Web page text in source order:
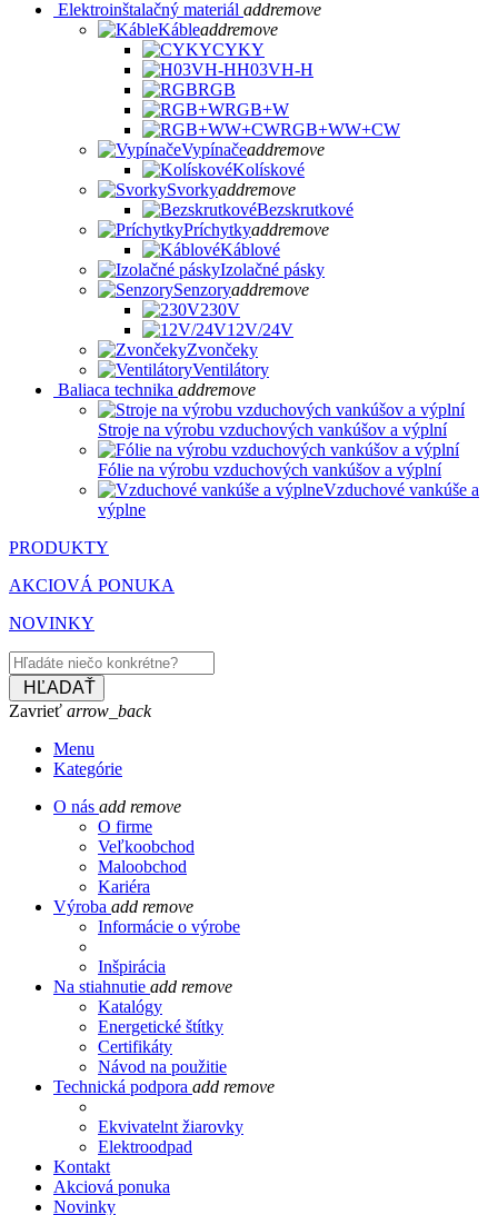
Elektroinštalačný materiál addremove
Kábleaddremove
CYKY
H03VH-H
RGB
RGB+W
RGB+WW+CW
Vypínačeaddremove
Kolískové
Svorkyaddremove
Bezskrutkové
Príchytkyaddremove
Káblové
Izolačné pásky
Senzoryaddremove
230V
12V/24V
Zvončeky
Ventilátory
Baliaca technika addremove
Stroje na výrobu vzduchových vankúšov a výplní
Fólie na výrobu vzduchových vankúšov a výplní
Vzduchové vankúše a
výplne
PRODUKTY
AKCIOVÁ PONUKA
NOVINKY
HĽADAŤ
Zavrieť arrow_back
Menu
Kategórie
O nás add remove
O firme
Veľkoobchod
Maloobchod
Kariéra
Výroba add remove
Informácie o výrobe
Inšpirácia
Na stiahnutie add remove
Katalógy
Energetické štítky
Certifikáty
Návod na použitie
Technická podpora add remove
Ekvivatelnt žiarovky
Elektroodpad
Kontakt
Akciová ponuka
Novinky